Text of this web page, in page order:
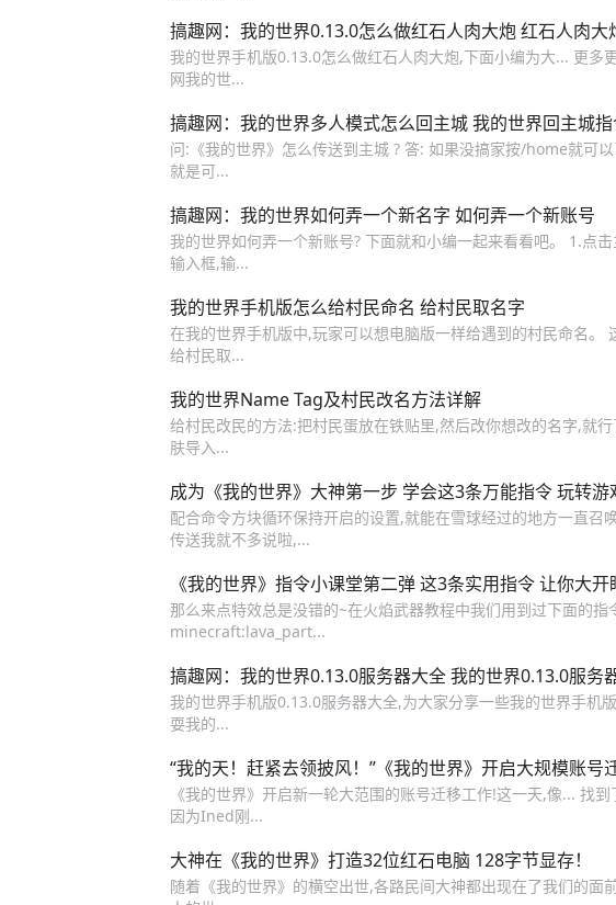
搞趣网：我的世界0.13.0怎么做红石人肉大炮 红石人肉大
我的世界手机版0.13.0怎么做红石人肉大炮,下面小编为大... 更
网我的世...
搞趣网：我的世界多人模式怎么回主城 我的世界回主城
问:《我的世界》怎么传送到主城 ? 答: 如果没搞家按/home就可
就是可...
搞趣网：我的世界如何弄一个新名字 如何弄一个新账号
我的世界如何弄一个新账号? 下面就和小编一起来看看吧。 1.点
输入框,输...
我的世界手机版怎么给村民命名 给村民取名字
在我的世界手机版中,玩家可以想电脑版一样给遇到的村民命名。
给村民取...
我的世界Name Tag及村民改名方法详解
给村民改民的方法:把村民蛋放在铁贴里,然后改你想改的名字,就
肤导入...
成为《我的世界》大神第一步 学会这3条万能指令 玩转游
配合命令方块循环保持开启的设置,就能在雪球经过的地方一直
传送我就不多说啦,...
《我的世界》指令小课堂第二弹 这3条实用指令 让你大开
那么来点特效总是没错的~在火焰武器教程中我们用到过下面的
minecraft:lava_part...
搞趣网：我的世界0.13.0服务器大全 我的世界0.13.0服务
我的世界手机版0.13.0服务器大全,为大家分享一些我的世界手机
耍我的...
“我的天！赶紧去领披风！”《我的世界》开启大规模账号
《我的世界》开启新一轮大范围的账号迁移工作!这一天,像... 找
因为Ined刚...
大神在《我的世界》打造32位红石电脑 128字节显存！
随着《我的世界》的横空出世,各路民间大神都出现在了我们的面